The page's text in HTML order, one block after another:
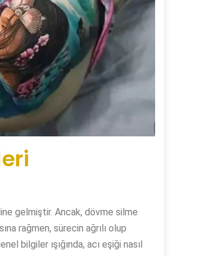
gelmiştir. Ancak, dövme silme
rağmen, sürecin ağrılı olup
bilgiler ışığında, acı eşiği nasıl